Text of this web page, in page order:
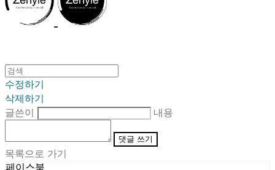
수정하기
삭제하기
글쓴이
내용
댓글 쓰기
목록으로 가기
페이스북